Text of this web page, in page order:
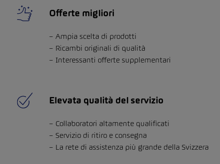
Offerte migliori
Ampia scelta di prodotti
Ricambi originali di qualità
Interessanti offerte supplementari
Elevata qualità del servizio
Collaboratori altamente qualificati
Servizio di ritiro e consegna
La rete di assistenza più grande della Svizzera